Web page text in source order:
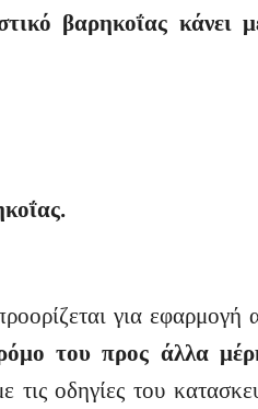
βαρηκοΐας κάνει
για εφαρμογή
του προς άλλα
οδηγίες του